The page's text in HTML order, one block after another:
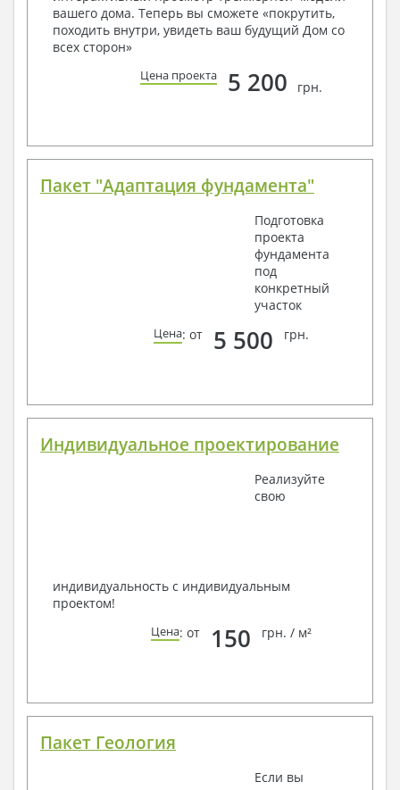
Получить профессиональную консультацию у
наших специалистов, Вы можете любым
способом связи: закажите обратный звонок,
по viber, e-mail, телефон -
вашего дома. Теперь вы сможете «покрутить,
походить внутри, увидеть ваш будущий Дом со
всех сторон»
Цена проекта 5 200 грн.
Пакет "Адаптация фундамента"
Подготовка
проекта
фундамента
под
конкретный
участок
Цена: от 5 500 грн.
Индивидуальное проектирование
Реализуйте
свою
индивидуальность с индивидуальным
проектом!
Цена: от 150 грн. / м²
Пакет Геология
Если вы